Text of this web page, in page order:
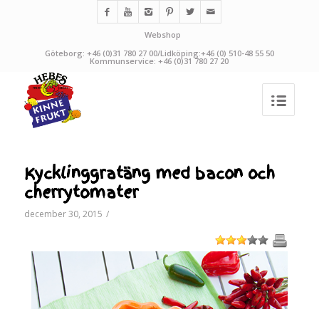
Webshop
Göteborg: +46 (0)31 780 27 00/Lidköping:+46 (0) 510-48 55 50
Kommunservice: +46 (0)31 780 27 20
Kycklinggratäng med bacon och
cherrytomater
december 30, 2015 /
1 2 3 4 5